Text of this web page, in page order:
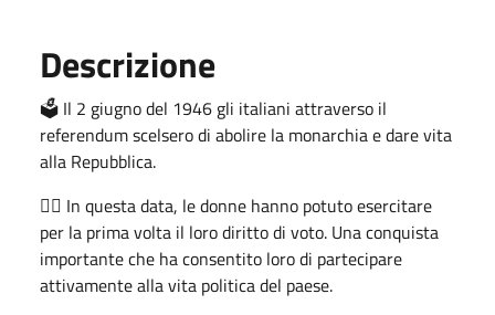
Descrizione
🗳️ Il 2 giugno del 1946 gli italiani attraverso il
referendum scelsero di abolire la monarchia e dare vita
alla Repubblica.
👉🏼 In questa data, le donne hanno potuto esercitare
per la prima volta il loro diritto di voto. Una conquista
importante che ha consentito loro di partecipare
attivamente alla vita politica del paese.